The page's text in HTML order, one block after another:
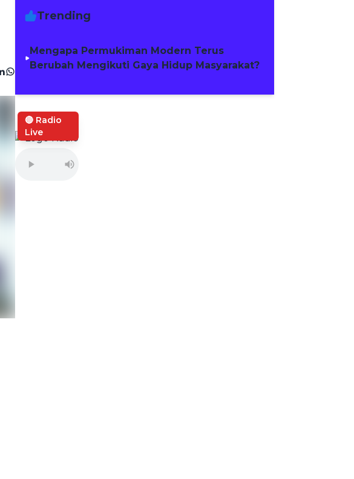
Trending
Mengapa Permukiman Modern Terus
Berubah Mengikuti Gaya Hidup Masyarakat?
🔴 Radio
Live